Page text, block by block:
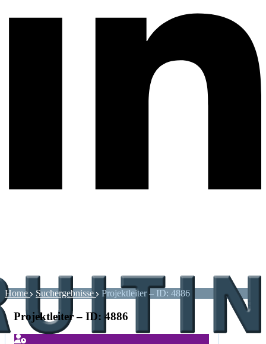
Home Suchergebnisse Projektleiter – ID: 4886
Projektleiter – ID: 4886